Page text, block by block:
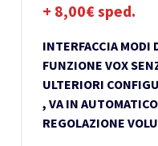
+ 8,00€ sped.
INTERFACCIA MODI
FUNZIONE VOX
ULTERIORI
, VA IN
REGOLAZIONE